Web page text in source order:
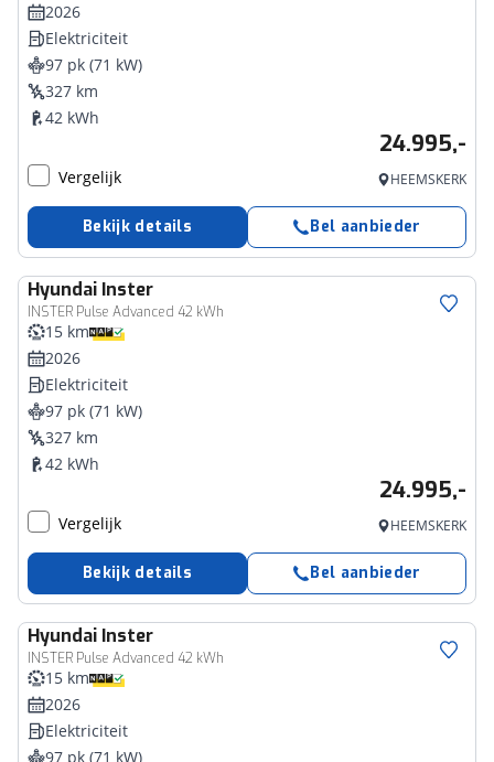
2026
Elektriciteit
97 pk (71 kW)
327 km
42 kWh
24.995,-
Vergelijk HEEMSKERK
Bekijk details Bel aanbieder
Hyundai Inster
INSTER Pulse Advanced 42 kWh
15 km
2026
Elektriciteit
97 pk (71 kW)
327 km
42 kWh
24.995,-
Vergelijk HEEMSKERK
Bekijk details Bel aanbieder
Hyundai Inster
INSTER Pulse Advanced 42 kWh
15 km
2026
Elektriciteit
97 pk (71 kW)